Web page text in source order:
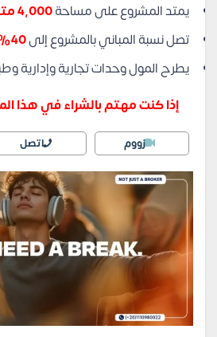
يمتد المشروع على مساحة4,000 متر مربع.
تصل نسبة المباني بالمشروع إلى40%
يطرح المول وحدات تجارية وإدارية
إذا كنت مهتم بالشراء في هذا
زووم اتصل